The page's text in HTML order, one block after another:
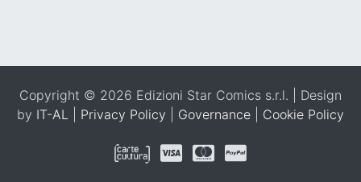
Copyright © 2026 Edizioni Star Comics s.r.l. | Design
by IT-AL Privacy Policy Governance Cookie Policy